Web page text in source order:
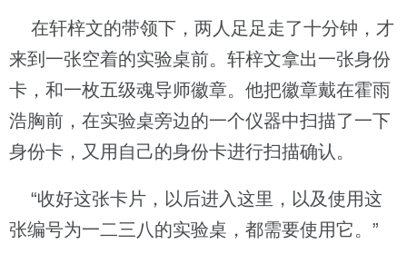
在轩梓文的带领下，两人足足走了十分钟，才
来到一张空着的实验桌前。轩梓文拿出一张身份
卡，和一枚五级魂导师徽章。他把徽章戴在霍雨
浩胸前，在实验桌旁边的一个仪器中扫描了一下
身份卡，又用自己的身份卡进行扫描确认。
“收好这张卡片，以后进入这里，以及使用这
张编号为一二三八的实验桌，都需要使用它。”